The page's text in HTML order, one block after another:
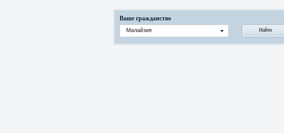
Ваше гражданство
Малайзия